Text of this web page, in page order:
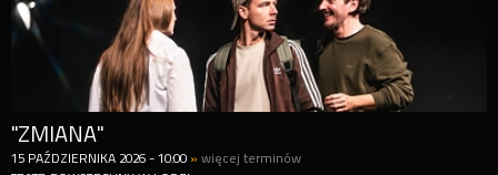
"ZMIANA"
15 PAŹDZIERNIKA 2026 -10:00 »więcej terminów